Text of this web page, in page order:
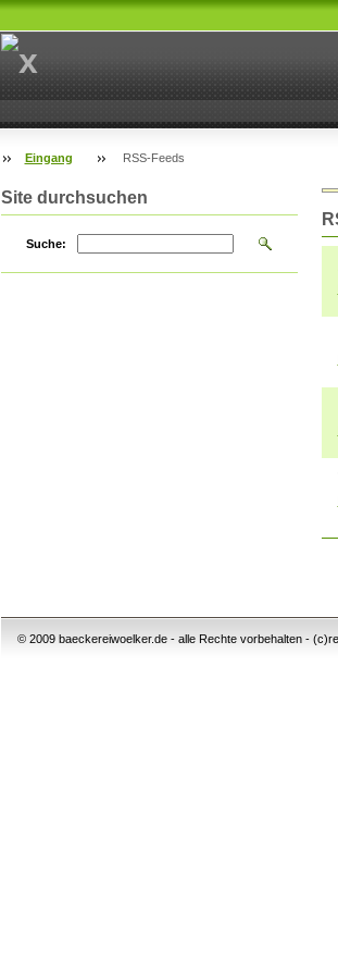
Eingang RSS-Feeds
Site durchsuchen
Suche:
© 2009 baeckereiwoelker.de - alle Rechte vorbehalten -